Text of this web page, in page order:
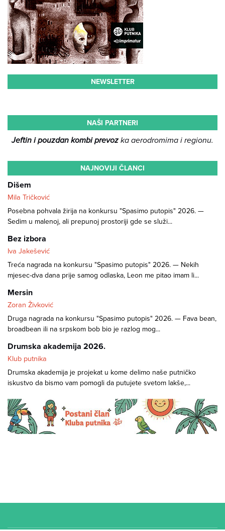
NEWSLETTER
NAŠI PARTNERI
Jeftin i pouzdan kombi prevozka aerodromima i regionu.
NAJNOVIJI ČLANCI
Dišem
Mila Tričković
Posebna pohvala žirija na konkursu "Spasimo putopis" 2026. —
Sedim u malenoj, ali prepunoj prostoriji gde se služi...
Bez izbora
Iva Jakešević
Treća nagrada na konkursu "Spasimo putopis" 2026. — Nekih
mjesec-dva dana prije samog odlaska, Leon me pitao imam li...
Mersin
Zoran Živković
Druga nagrada na konkursu "Spasimo putopis" 2026. — Fava bean,
broadbean ili na srpskom bob bio je razlog mog...
Drumska akademija 2026.
Klub putnika
Drumska akademija je projekat u kome delimo naše putničko
iskustvo da bismo vam pomogli da putujete svetom lakše,...